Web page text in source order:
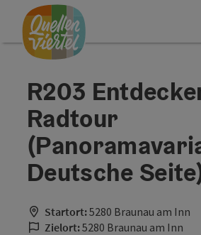
Zum Inhalt
Zur Navigation
Zum Seitenanfang
R203
Radtour
Deutsche
Startort:5280 Braunau am Inn
Zielort:5280 Braunau am Inn